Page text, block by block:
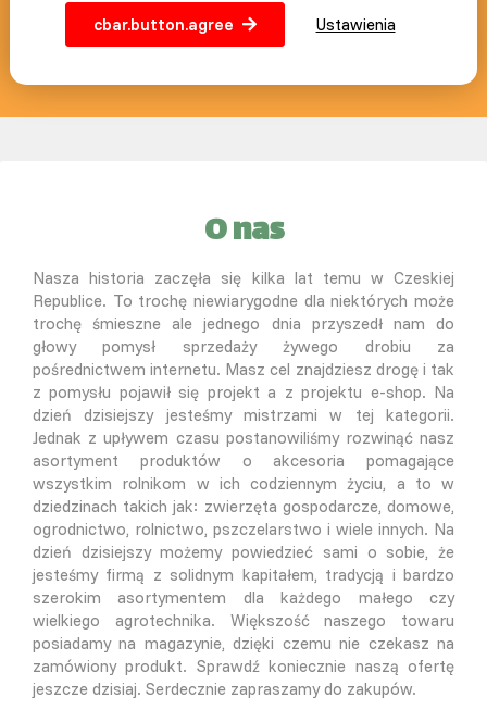
SLEPICAR blog z pasją
O nas
Nasza historia zaczęła się kilka lat temu w Czeskiej
Republice. To trochę niewiarygodne dla niektórych może
trochę śmieszne ale jednego dnia przyszedł nam do
głowy pomysł sprzedaży żywego drobiu za
pośrednictwem internetu. Masz cel znajdziesz drogę i tak
z pomysłu pojawił się projekt a z projektu e-shop. Na
dzień dzisiejszy jesteśmy mistrzami w tej kategorii.
Jednak z upływem czasu postanowiliśmy rozwinąć nasz
asortyment produktów o akcesoria pomagające
wszystkim rolnikom w ich codziennym życiu, a to w
dziedzinach takich jak: zwierzęta gospodarcze, domowe,
ogrodnictwo, rolnictwo, pszczelarstwo i wiele innych. Na
dzień dzisiejszy możemy powiedzieć sami o sobie, że
jesteśmy firmą z solidnym kapitałem, tradycją i bardzo
szerokim asortymentem dla każdego małego czy
wielkiego agrotechnika. Większość naszego towaru
posiadamy na magazynie, dzięki czemu nie czekasz na
zamówiony produkt. Sprawdź koniecznie naszą ofertę
jeszcze dzisiaj. Serdecznie zapraszamy do zakupów.
cbar.button.agree Ustawienia